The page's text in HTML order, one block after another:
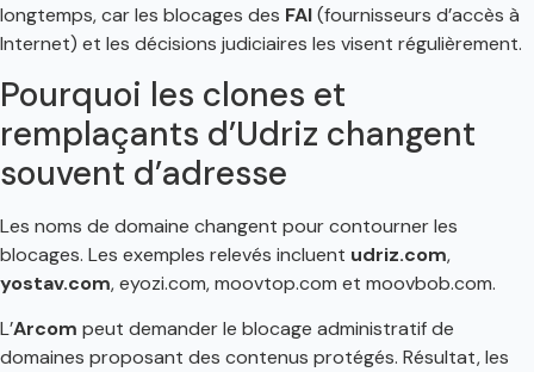
longtemps, car les blocages des FAI(fournisseurs d’accès à
Internet) et les décisions judiciaires les visent régulièrement.
Pourquoi les clones et
remplaçants d’Udriz changent
souvent d’adresse
Les noms de domaine changent pour contourner les
blocages. Les exemples relevés incluent udriz.com,
yostav.com, eyozi.com, moovtop.com et moovbob.com.
L’Arcom peut demander le blocage administratif de
domaines proposant des contenus protégés. Résultat, les